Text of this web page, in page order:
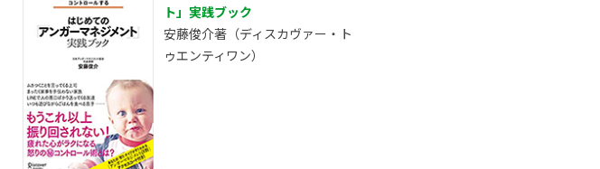
ト」実践ブック
安藤俊介著（ディスカヴァー・ト
ゥエンティワン）